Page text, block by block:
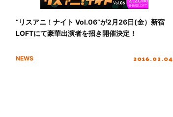
“リスアニ！ナイト Vol.06”が2月26日(金）新宿
LOFTにて豪華出演者を招き開催決定！
NEWS 2016.02.04